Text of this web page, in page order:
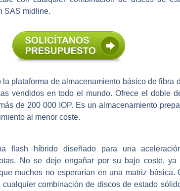
SAS midline.
plataforma de almacenamiento básico de fibra
vendidos en todo el mundo. Ofrece el doble
de 200 000 IOP. Es un almacenamiento
al menor coste.
flash híbrido diseñado para una
No se deje engañar por su bajo coste,
muchos no esperarían en una matriz básica.
combinación de discos de estado